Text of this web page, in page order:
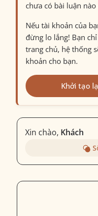
chưa có bài luận
Nếu tài khoản của
đừng lo lắng! Bạn
trang chủ, hệ thống
khoản cho bạn.
Khởi tạo
Xin chào, Khách